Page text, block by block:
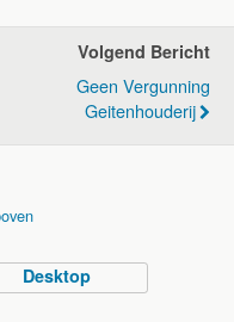
Volgend Bericht
Geen Vergunning
Geitenhouderij
Desktop